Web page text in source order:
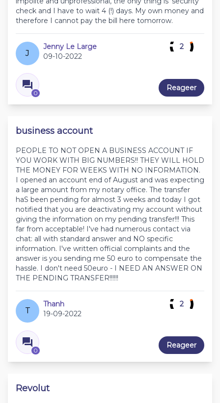
check and I have to wait 4 (!) days. My own money and
therefore I cannot pay the bill here tomorrow.
J
Jenny Le Large
09-10-2022
0
2
Reageer
business account
PEOPLE TO NOT OPEN A BUSINESS ACCOUNT IF
YOU WORK WITH BIG NUMBERS!! THEY WILL HOLD
THE MONEY FOR WEEKS WITH NO INFORMATION.
I opened an account end of August and was expecting
a large amount from my notary office. The transfer
haS been pending for almost 3 weeks and today I got
notified that you are deactivating my account without
giving the information on my pending transfer!!! This
far from acceptable! I've had numerous contact via
chat: all with standard answer and NO specific
information. I've written official complaints and the
answer is you sending me 50 euro to compensate the
hassle. I don't need 50euro - I NEED AN ANSWER ON
THE PENDING TRANSFER!!!!!!
T
Thanh
19-09-2022
0
2
Reageer
Revolut